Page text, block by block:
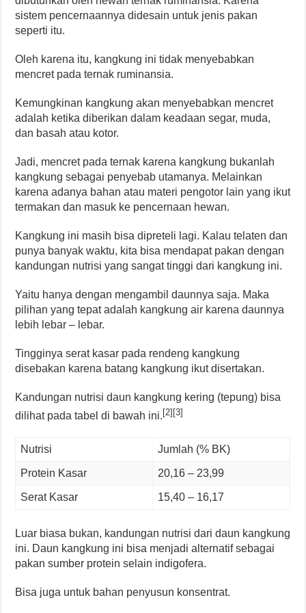
sistem pencernaannya didesain untuk jenis pakan
seperti itu.
Oleh karena itu, kangkung ini tidak menyebabkan
mencret pada ternak ruminansia.
Kemungkinan kangkung akan menyebabkan mencret
adalah ketika diberikan dalam keadaan segar, muda,
dan basah atau kotor.
Jadi, mencret pada ternak karena kangkung bukanlah
kangkung sebagai penyebab utamanya. Melainkan
karena adanya bahan atau materi pengotor lain yang ikut
termakan dan masuk ke pencernaan hewan.
Kangkung ini masih bisa dipreteli lagi. Kalau telaten dan
punya banyak waktu, kita bisa mendapat pakan dengan
kandungan nutrisi yang sangat tinggi dari kangkung ini.
Yaitu hanya dengan mengambil daunnya saja. Maka
pilihan yang tepat adalah kangkung air karena daunnya
lebih lebar – lebar.
Tingginya serat kasar pada rendeng kangkung
disebakan karena batang kangkung ikut disertakan.
Kandungan nutrisi daun kangkung kering (tepung) bisa
dilihat pada tabel di bawah ini. [2][3]
Nutrisi Jumlah (% BK)
Protein Kasar 20,16 – 23,99
Serat Kasar 15,40 – 16,17
Luar biasa bukan, kandungan nutrisi dari daun kangkung
ini. Daun kangkung ini bisa menjadi alternatif sebagai
pakan sumber protein selain indigofera.
Bisa juga untuk bahan penyusun konsentrat.